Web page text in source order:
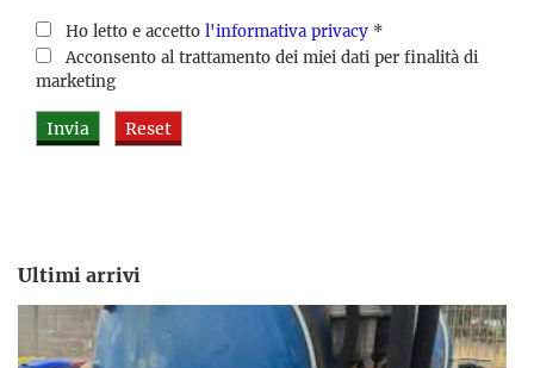
Ho letto e accetto l'informativa privacy *
Acconsento al trattamento dei miei dati per finalità di
marketing
Ultimi arrivi